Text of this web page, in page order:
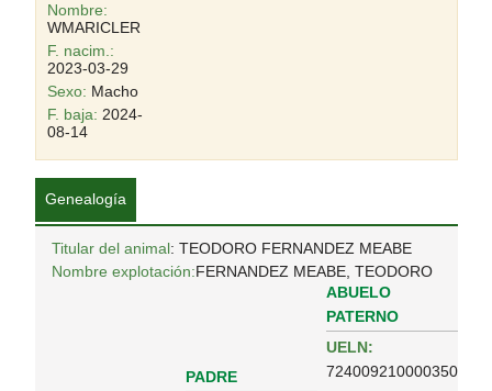
Nombre:
WMARICLER
F. nacim.:
2023-03-29
Sexo: Macho
F. baja: 2024-
08-14
Genealogía
Titular del animal: TEODORO FERNANDEZ MEABE
Nombre explotación:FERNANDEZ MEABE, TEODORO
PADRE
ABUELO
PATERNO
UELN:
724009210000350